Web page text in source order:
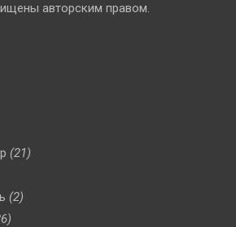
авторским правом.
(21)
(2)